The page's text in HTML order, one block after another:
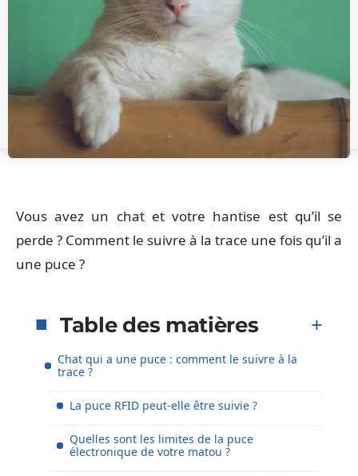
Vous avez un chat et votre hantise est qu’il se
perde ? Comment le suivre à la trace une fois qu’il a
une puce ?
Table des matières
Chat qui a une puce : comment le suivre à la
trace ?
La puce RFID peut-elle être suivie ?
Quelles sont les limites de la puce
électronique de votre matou ?